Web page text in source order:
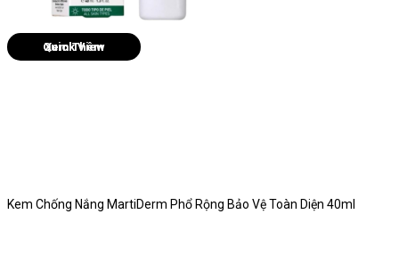
Quick View
Kem Chống Nắng MartiDerm Phổ Rộng Bảo Vệ Toàn Diện 40ml